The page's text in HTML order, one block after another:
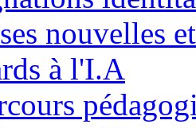
nouvelles
à l'I.A